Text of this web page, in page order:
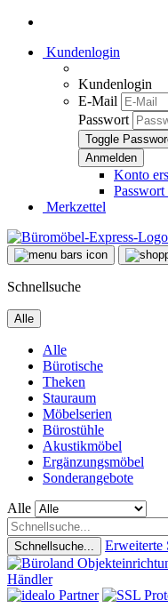
Kundenlogin
Kundenlogin
E-Mail
Passwort
Toggle
Konto
Passwort
Merkzettel
Schnellsuche
Alle
Alle
Bürotische
Theken
Stauraum
Möbelserien
Bürostühle
Akustikmöbel
Ergänzungsmöbel
Sonderangebote
Alle
Schnellsuche... Erweiterte